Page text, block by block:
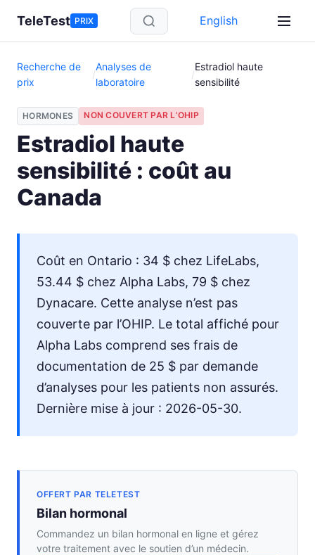
Aller au contenu principal
TeleTest PRIX English
Recherche de
prix
/
Analyses de
laboratoire
/
Estradiol haute
sensibilité
HORMONES NON COUVERT PAR L’OHIP
Estradiol haute
sensibilité : coût au
Canada
Coût en Ontario : 34 $ chez LifeLabs,
53.44 $ chez Alpha Labs, 79 $ chez
Dynacare. Cette analyse n’est pas
couverte par l’OHIP. Le total affiché pour
Alpha Labs comprend ses frais de
documentation de 25 $ par demande
d’analyses pour les patients non assurés.
Dernière mise à jour : 2026-05-30.
OFFERT PAR TELETEST
Bilan hormonal
Commandez un bilan hormonal en ligne et gérez
votre traitement avec le soutien d’un médecin.